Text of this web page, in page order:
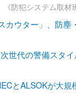
《防犯システム取材
カウター」、防塵
世代の警備スタ
とALSOKが大